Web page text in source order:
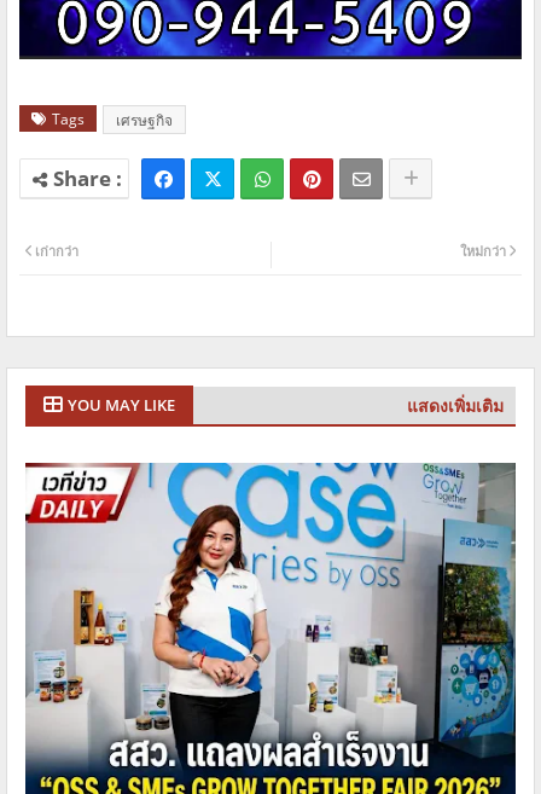
Tags เศรษฐกิจ
ใหม่กว่า
เก่ากว่า
YOU MAY LIKE แสดงเพิ่มเติม